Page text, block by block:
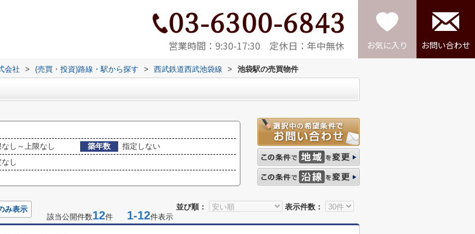
03-6300-6843
営業時間：9:30-17:30 定休日：年中無休 お気に入り お問い合わせ
会社 > (売買・投資)路線・駅から探す > 西武鉄道西武池袋線 > 池袋駅の売買物件
し～上限なし 築年数
指定しない
し
並び順： 表示件数：
み表示
該当公開件数12件 1-12件表示